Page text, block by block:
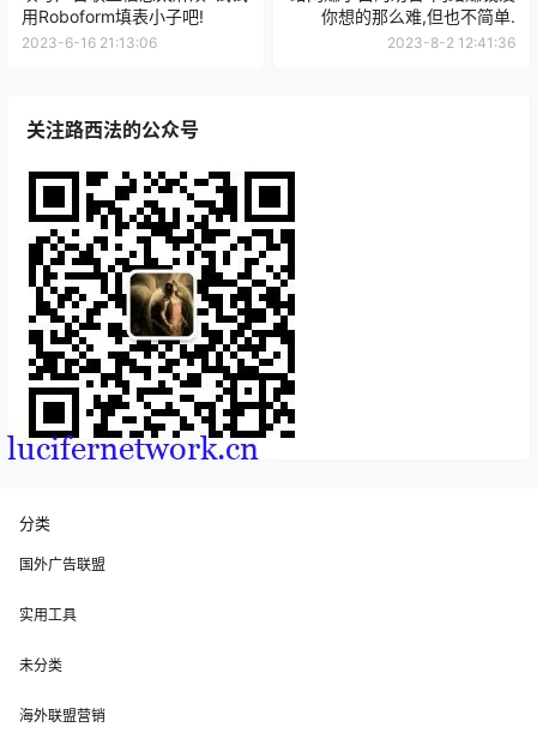
用Roboform填表小子吧!
2023-6-16 21:13:06
你想的那么难,但也不简单.
2023-8-2 12:41:36
关注路西法的公众号
分类
国外广告联盟
实用工具
未分类
海外联盟营销